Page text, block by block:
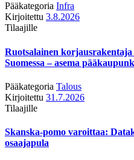
Pääkategoria Infra
Kirjoitettu 3.8.2026
Tilaajille
Ruotsalainen
Suomessa – asema
Pääkategoria Talous
Kirjoitettu 31.7.2026
Tilaajille
Skanska-pomo varoittaa:
osaajapula